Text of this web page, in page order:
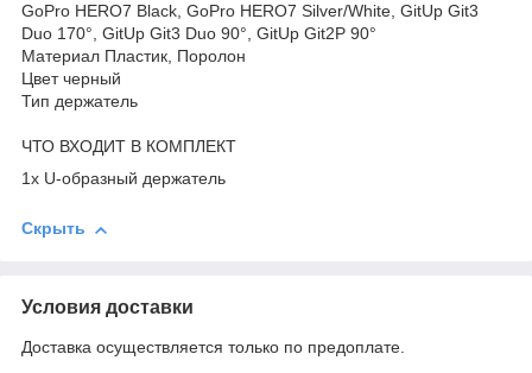
GoPro HERO7 Black, GoPro HERO7 Silver/White, GitUp Git3
Duo 170°, GitUp Git3 Duo 90°, GitUp Git2P 90°
Материал Пластик, Поролон
Цвет черный
Тип держатель
ЧТО ВХОДИТ В КОМПЛЕКТ
1х U-образный держатель
Скрыть
Условия доставки
Доставка осуществляется только по предоплате.